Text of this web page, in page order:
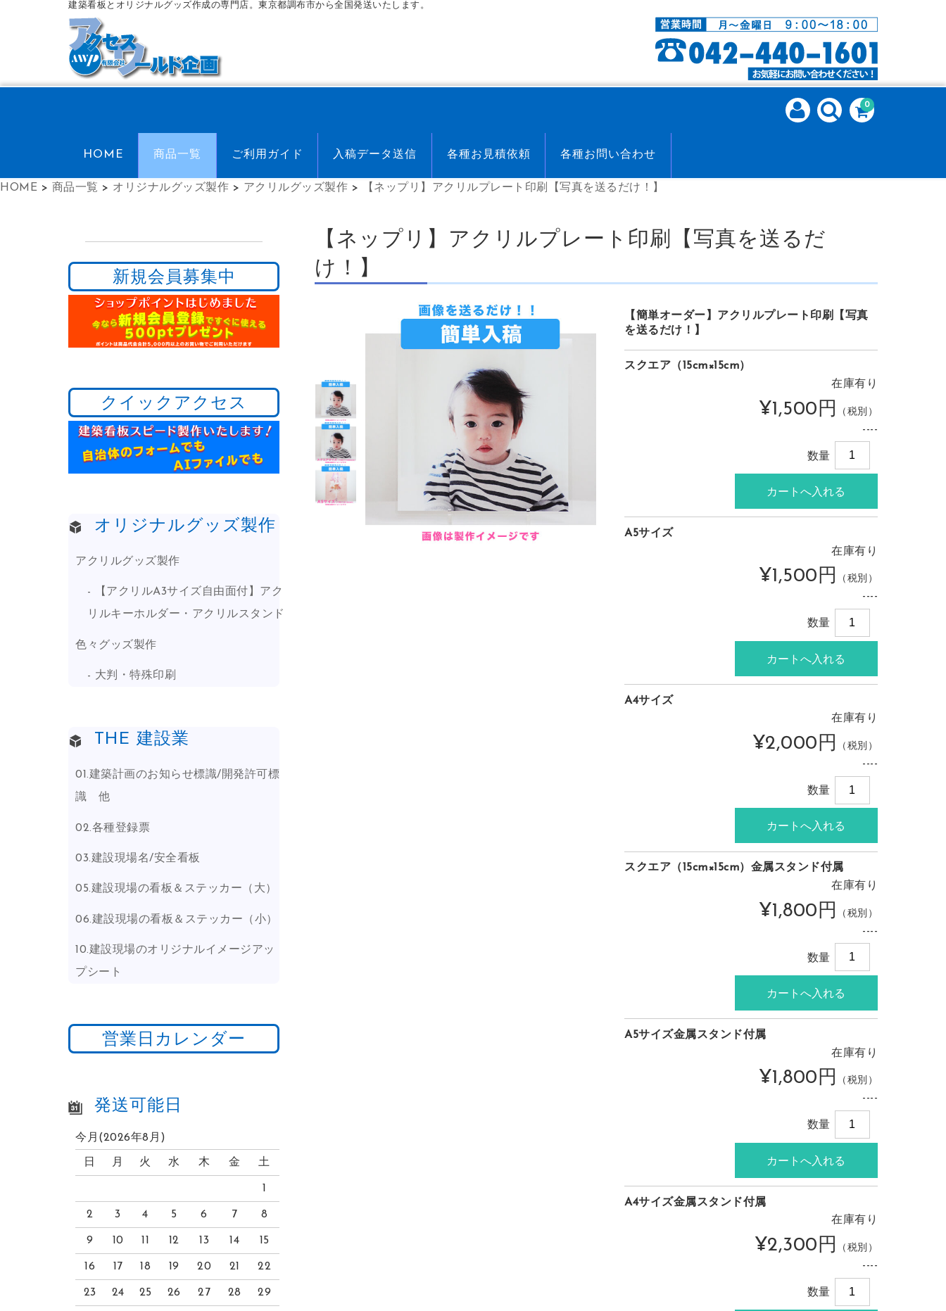
建築看板とオリジナルグッズ作成の専門店。東京都調布市から全国発送いたします。
0
HOME 商品一覧 ご利用ガイド 入稿データ送信 各種お見積依頼 各種お問い合わせ
HOME > 商品一覧 > オリジナルグッズ製作 > アクリルグッズ製作 > 【ネップリ】アクリルプレート印刷【写真を送るだけ！】
【ネップリ】アクリルプレート印刷【写真を送るだ
け！】
【簡単オーダー】アクリルプレート印刷【写真
を送るだけ！】
スクエア（15cm×15cm）
在庫有り
¥1,500円 （税別）
----
数量
A5サイズ
在庫有り
¥1,500円 （税別）
----
数量
A4サイズ
在庫有り
¥2,000円 （税別）
----
数量
スクエア（15cm×15cm）金属スタンド付属
在庫有り
¥1,800円 （税別）
----
数量
A5サイズ金属スタンド付属
在庫有り
¥1,800円 （税別）
----
数量
A4サイズ金属スタンド付属
在庫有り
¥2,300円 （税別）
----
数量
新規会員募集中
クイックアクセス
オリジナルグッズ製作
アクリルグッズ製作
【アクリルA3サイズ自由面付】アク
リルキーホルダー・アクリルスタンド
色々グッズ製作
大判・特殊印刷
THE 建設業
01.建築計画のお知らせ標識/開発許可標
識 他
02.各種登録票
03.建設現場名/安全看板
05.建設現場の看板＆ステッカー（大）
06.建設現場の看板＆ステッカー（小）
10.建設現場のオリジナルイメージアッ
プシート
営業日カレンダー
発送可能日
今月(2026年8月)
日 月 火 水 木 金 土
1
2 3 4 5 6 7 8
9 10 11 12 13 14 15
16 17 18 19 20 21 22
23 24 25 26 27 28 29